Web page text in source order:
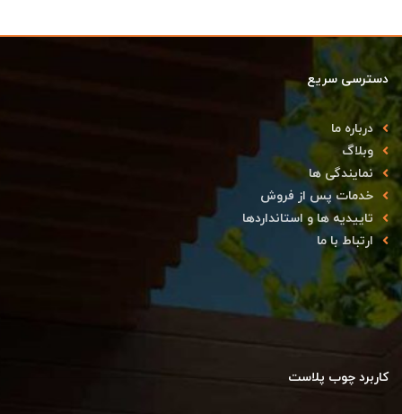
دسترسی سریع
درباره ما
وبلاگ
نمایندگی ها
خدمات پس از فروش
تاییدیه ها و استانداردها
ارتباط با ما
کاربرد چوب پلاست